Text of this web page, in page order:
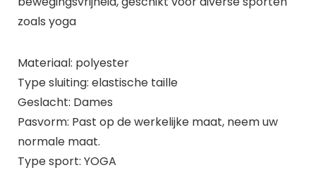
zoals yoga
Materiaal: polyester
Type sluiting: elastische taille
Geslacht: Dames
Pasvorm: Past op de werkelijke maat, neem uw
normale maat.
Type sport: YOGA